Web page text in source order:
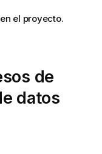
el proyecto.
de
datos